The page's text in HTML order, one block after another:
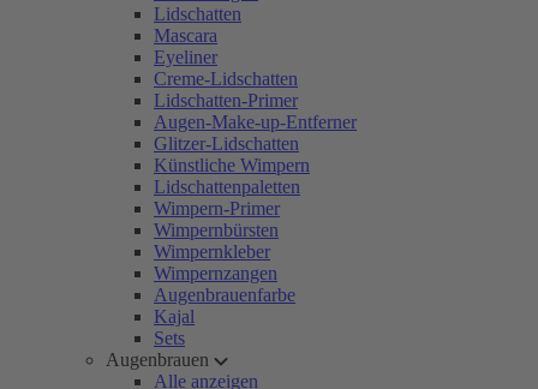
Lidschatten
Mascara
Eyeliner
Creme-Lidschatten
Lidschatten-Primer
Augen-Make-up-Entferner
Glitzer-Lidschatten
Künstliche Wimpern
Lidschattenpaletten
Wimpern-Primer
Wimpernbürsten
Wimpernkleber
Wimpernzangen
Augenbrauenfarbe
Kajal
Sets
Augenbrauen
Alle anzeigen